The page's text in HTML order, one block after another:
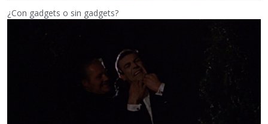
¿Con gadgets o sin gadgets?